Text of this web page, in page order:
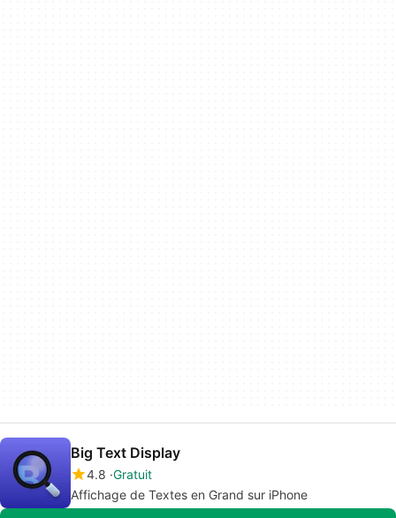
Big Text Display
4.8 Gratuit
Affichage de Textes en Grand sur iPhone